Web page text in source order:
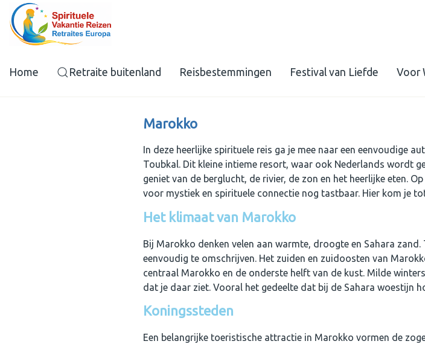
Home Retraite buitenland Reisbestemmingen Festival van Liefde Voor
Marokko
In deze heerlijke spirituele reis ga je mee naar een eenvoudige
Toubkal. Dit kleine intieme resort, waar ook Nederlands wordt
geniet van de berglucht, de rivier, de zon en het heerlijke eten.
voor mystiek en spirituele connectie nog tastbaar. Hier kom je
Het klimaat van Marokko
Bij Marokko denken velen aan warmte, droogte en Sahara
eenvoudig te omschrijven. Het zuiden en zuidoosten van
centraal Marokko en de onderste helft van de kust. Milde
dat je daar ziet. Vooral het gedeelte dat bij de Sahara woestijn
Koningssteden
Een belangrijke toeristische attractie in Marokko vormen de